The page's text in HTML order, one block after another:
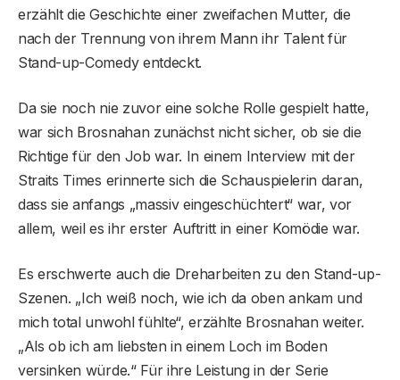
erzählt die Geschichte einer zweifachen Mutter, die
nach der Trennung von ihrem Mann ihr Talent für
Stand-up-Comedy entdeckt.
Da sie noch nie zuvor eine solche Rolle gespielt hatte,
war sich Brosnahan zunächst nicht sicher, ob sie die
Richtige für den Job war. In einem Interview mit der
Straits Times erinnerte sich die Schauspielerin daran,
dass sie anfangs „massiv eingeschüchtert“ war, vor
allem, weil es ihr erster Auftritt in einer Komödie war.
Es erschwerte auch die Dreharbeiten zu den Stand-up-
Szenen. „Ich weiß noch, wie ich da oben ankam und
mich total unwohl fühlte“, erzählte Brosnahan weiter.
„Als ob ich am liebsten in einem Loch im Boden
versinken würde.“ Für ihre Leistung in der Serie